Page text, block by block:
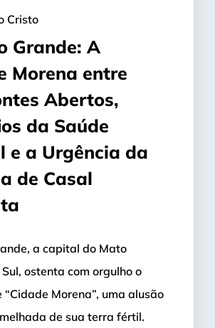
Cristo
Grande: A
Morena entre
Abertos,
da Saúde
e a Urgência da
de Casal
a capital do Mato
ostenta com orgulho o
Morena”, uma alusão
de sua terra fértil.